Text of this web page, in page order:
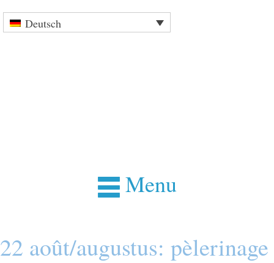
Deutsch
Menu
22 août/augustus: pèlerinage